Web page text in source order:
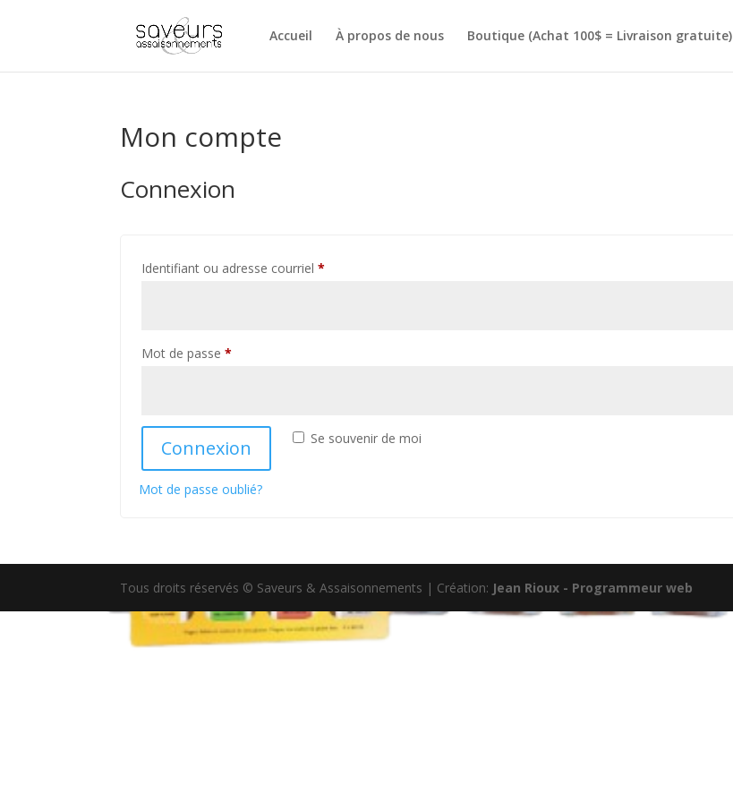
Accueil À propos de nous Boutique (Achat 100$ = Livraison gratuite)
Mon compte
Connexion
Identifiant ou adresse courriel*
Mot de passe*
Se souvenir de moi
Connexion
Mot de passe oublié?
Tous droits réservés © Saveurs & Assaisonnements | Création: Jean Rioux - Programmeur web